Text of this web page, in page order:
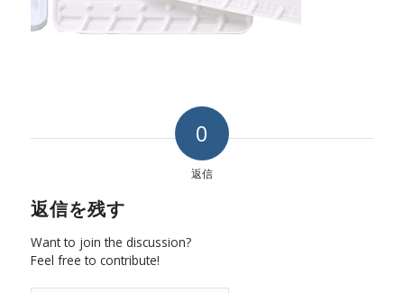
0
返信
返信を残す
Want to join the discussion?
Feel free to contribute!